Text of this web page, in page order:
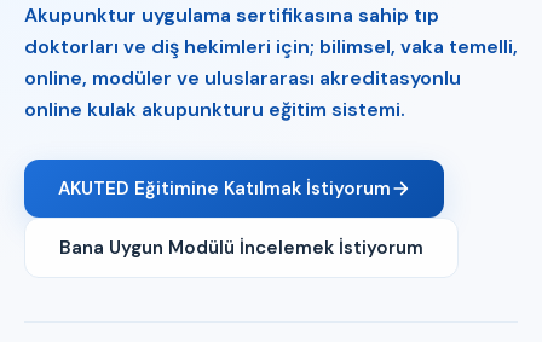
Akupunktur uygulama sertifikasına sahip tıp
doktorları ve diş hekimleri için; bilimsel, vaka temelli,
online, modüler ve uluslararası akreditasyonlu
online kulak akupunkturu eğitim sistemi.
AKUTED Eğitimine Katılmak İstiyorum
Bana Uygun Modülü İncelemek İstiyorum